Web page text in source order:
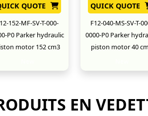
QUOTE
152-MF-SV-T-000-
P0 Parker hydraulic
motor 152 cm3
QUICK QUOTE
F12-040-MS-SV-T-
0000-P0 Parker
piston motor 40
EN